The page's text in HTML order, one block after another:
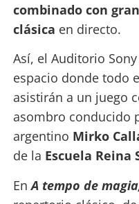
combinado con
clásica en directo.
Así, el Auditorio
espacio donde todo
asistirán a un juego
asombro conducido
argentino Mirko
de la Escuela Reina
EnA tempo de